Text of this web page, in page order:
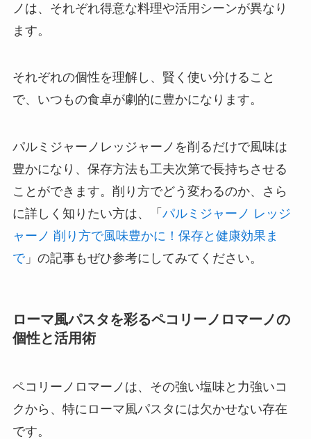
ノは、それぞれ得意な料理や活用シーンが異なり
ます。
それぞれの個性を理解し、賢く使い分けること
で、いつもの食卓が劇的に豊かになります。
パルミジャーノレッジャーノを削るだけで風味は
豊かになり、保存方法も工夫次第で長持ちさせる
ことができます。削り方でどう変わるのか、さら
に詳しく知りたい方は、「 パルミジャーノ レッジ
ャーノ 削り方で風味豊かに！保存と健康効果ま
で」の記事もぜひ参考にしてみてください。
ローマ風パスタを彩るペコリーノロマーノの
個性と活用術
ペコリーノロマーノは、その強い塩味と力強いコ
クから、特にローマ風パスタには欠かせない存在
です。